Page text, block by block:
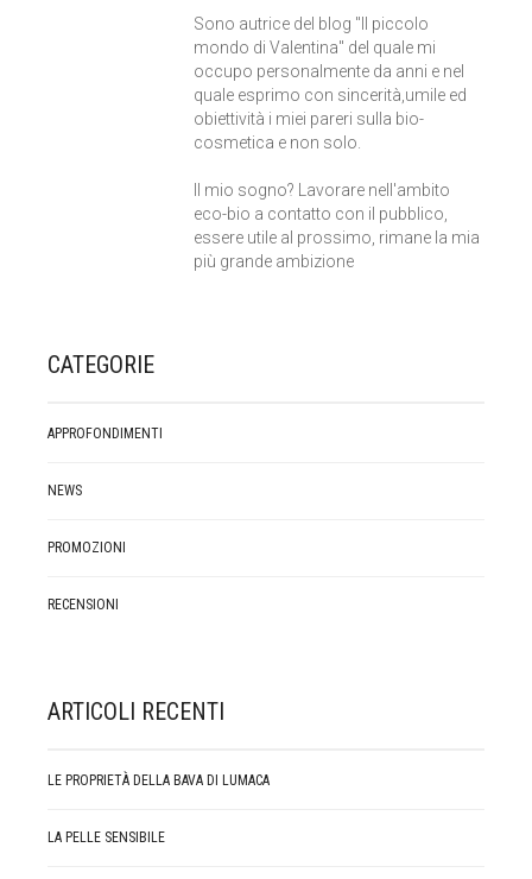
Sono autrice del blog "Il piccolo
mondo di Valentina" del quale mi
occupo personalmente da anni e nel
quale esprimo con sincerità,umile ed
obiettività i miei pareri sulla bio-
cosmetica e non solo.
Il mio sogno? Lavorare nell'ambito
eco-bio a contatto con il pubblico,
essere utile al prossimo, rimane la mia
più grande ambizione
CATEGORIE
APPROFONDIMENTI
NEWS
PROMOZIONI
RECENSIONI
ARTICOLI RECENTI
LE PROPRIETÀ DELLA BAVA DI LUMACA
LA PELLE SENSIBILE